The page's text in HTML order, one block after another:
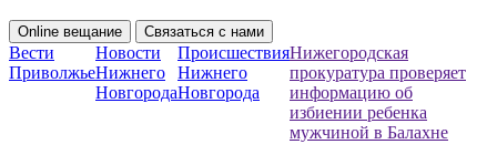
Online вещание Связаться с нами
Вести
Приволжье
Новости
Нижнего
Новгорода
Происшествия
Нижнего
Новгорода
Нижегородская
прокуратура проверяет
информацию об
избиении ребенка
мужчиной в Балахне